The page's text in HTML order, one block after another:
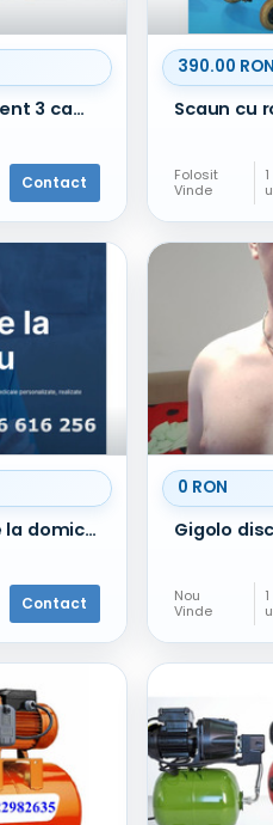
Cazare apartament 3 camere la mare foarte aproape de plaja Constanta Faleza Nord
Contact
390.00 RON
Folosit
Vinde
Servicii medicale la domiciliu oriunde in Bucuresti si Ilfov
Contact
0 RON
Nou
Vinde